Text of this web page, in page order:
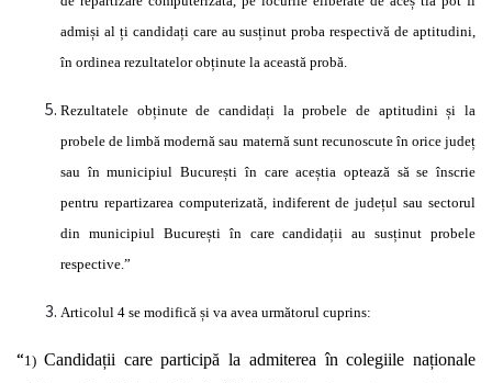
admiși al ți candidați care aususținutprobarespectivăde aptitudini,
în ordinea rezultatelorobținute la această probă.
Rezultatele obținutedecandidați la probele de aptitudinișila
probele delimbă modernăsau maternă sunt recunoscuteîn oricejudeț
sauînmunicipiulBucurești în careaceștia optează săseînscrie
pentru repartizarea computerizată, indiferent dejudețulsau sectorul
din municipiul București în carecandidațiiaususținut probele
respective.”
Articolul 4 se modifică și va avea următorul cuprins:
“1) Candidații careparticipă la admitereaîncolegiile naționale